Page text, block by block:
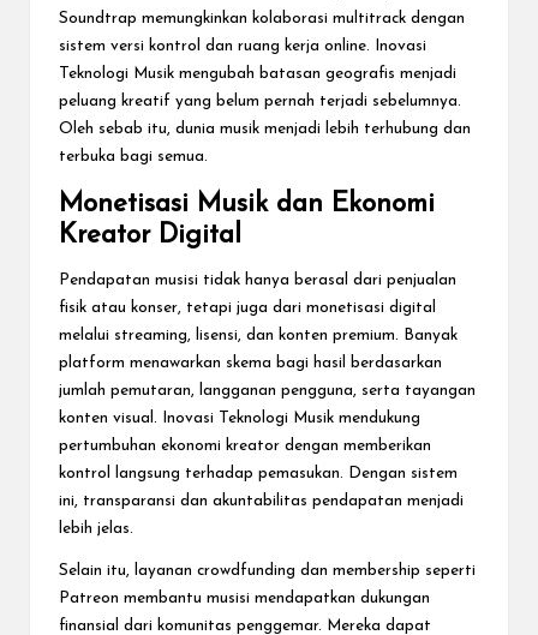
Soundtrap memungkinkan kolaborasi multitrack dengan
sistem versi kontrol dan ruang kerja online. Inovasi
Teknologi Musik mengubah batasan geografis menjadi
peluang kreatif yang belum pernah terjadi sebelumnya.
Oleh sebab itu, dunia musik menjadi lebih terhubung dan
terbuka bagi semua.
Monetisasi Musik dan Ekonomi
Kreator Digital
Pendapatan musisi tidak hanya berasal dari penjualan
fisik atau konser, tetapi juga dari monetisasi digital
melalui streaming, lisensi, dan konten premium. Banyak
platform menawarkan skema bagi hasil berdasarkan
jumlah pemutaran, langganan pengguna, serta tayangan
konten visual. Inovasi Teknologi Musik mendukung
pertumbuhan ekonomi kreator dengan memberikan
kontrol langsung terhadap pemasukan. Dengan sistem
ini, transparansi dan akuntabilitas pendapatan menjadi
lebih jelas.
Selain itu, layanan crowdfunding dan membership seperti
Patreon membantu musisi mendapatkan dukungan
finansial dari komunitas penggemar. Mereka dapat